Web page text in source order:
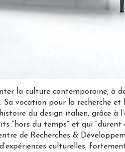
la culture contemporaine, à
vocation pour la recherche et
du design italien, grâce à
“hors du temps” et qui “durent
de Recherches &
culturelles,